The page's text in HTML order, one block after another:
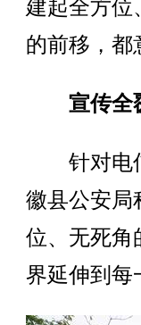
建起全方位
的前移，都
宣传全
针对电信
徽县公安局
位、无死角
界延伸到每